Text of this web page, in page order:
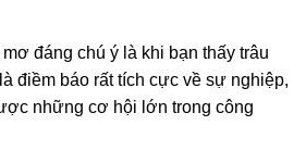
đáng chú ý là khi bạn thấy trâu
điềm báo rất tích cực về sự nghiệp,
những cơ hội lớn trong công